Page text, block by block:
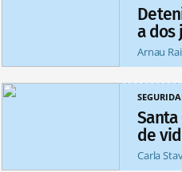
a dos
Arnau
Santa
de
Carla